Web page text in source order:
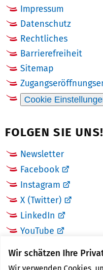
Wir schätzen Ihre
Impressum
Datenschutz
Rechtliches
Barrierefreiheit
Sitemap
Cookie
FOLGEN SIE UNS!
Newsletter
Facebook
Instagram
X (Twitter)
LinkedIn
YouTube
LINKS